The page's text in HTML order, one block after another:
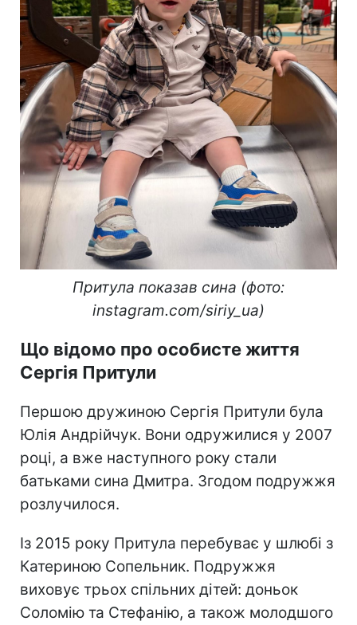
Притула показав сина (фото:
instagram.com/siriy_ua)
Що відомо про особисте життя
Сергія Притули
Першою дружиною Сергія Притули була
Юлія Андрійчук. Вони одружилися у 2007
році, а вже наступного року стали
батьками сина Дмитра. Згодом подружжя
розлучилося.
Із 2015 року Притула перебуває у шлюбі з
Катериною Сопельник. Подружжя
виховує трьох спільних дітей: доньок
Соломію та Стефанію, а також молодшого